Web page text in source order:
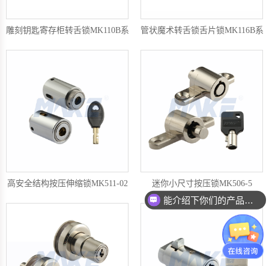
雕刻钥匙寄存柜转舌锁MK110B系列 管状魔术转舌锁舌片锁MK116B系
高安全结构按压伸缩锁MK511-02 迷你小尺寸按压锁MK506-5